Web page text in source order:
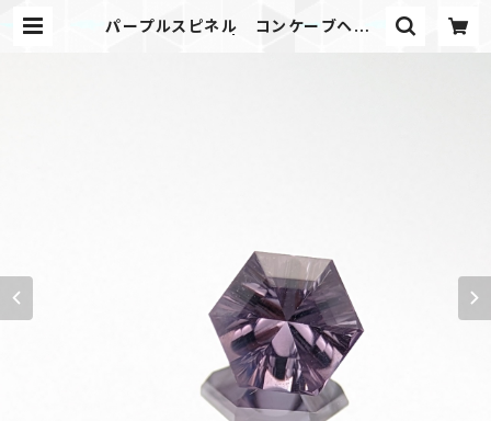
パープルスピネル コンケーブヘキサ